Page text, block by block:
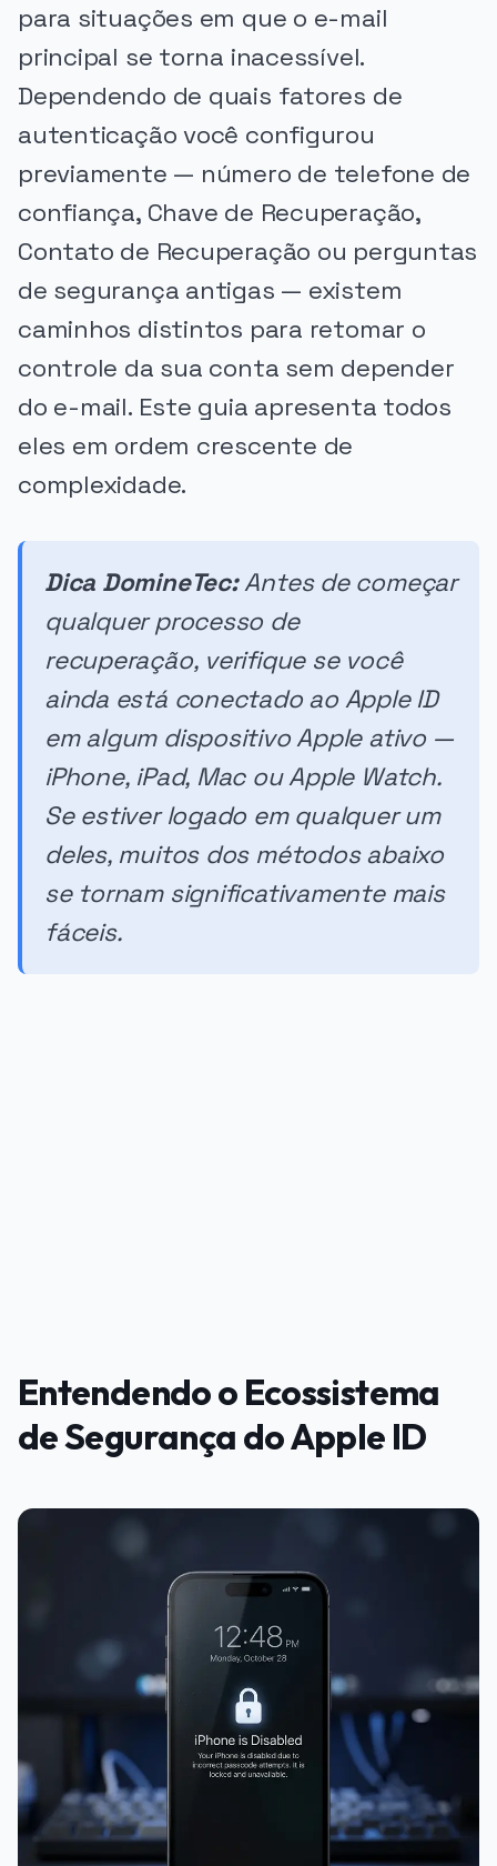
para situações em que o e-mail
principal se torna inacessível.
Dependendo de quais fatores de
autenticação você configurou
previamente — número de telefone de
confiança, Chave de Recuperação,
Contato de Recuperação ou perguntas
de segurança antigas — existem
caminhos distintos para retomar o
controle da sua conta sem depender
do e-mail. Este guia apresenta todos
eles em ordem crescente de
complexidade.
Dica DomineTec:Antes de começar
qualquer processo de
recuperação, verifique se você
ainda está conectado ao Apple ID
em algum dispositivo Apple ativo —
iPhone, iPad, Mac ou Apple Watch.
Se estiver logado em qualquer um
deles, muitos dos métodos abaixo
se tornam significativamente mais
fáceis.
Entendendo o Ecossistema
de Segurança do Apple ID